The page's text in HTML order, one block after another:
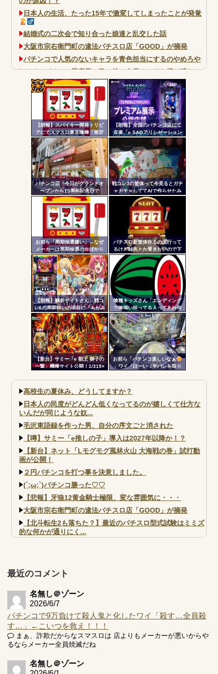
日本人の生活、たった15年で激変してしまったことが発覚
結婚式の二次会で知り合った娘達と乱交した話
大阪市宗右衛門町の違法パチスロ店「GOOD」が摘発
パチンコで人気のないキャラを青色担当にするのやめろや
ワイ、パチンコ屋店員の目の前で会員カードを握り潰し
「今までありがとう」と...
無職のパチンコカス(22)なんやが、ワイの人生どれくらい
ヤバいか教えて？...
AngelBeats!とかいうクソアニメの思い出ｗｗｗ
Powered by livedoor 相互RSS
【朗報】スパイキー開発トリビ
アにてスマスロ東京喰種「規定
ゲーム数による当せんと裏AT突
入率」が公開される。100G・
200G以内に到達で裏AT突入が優
遇
【朗報】全国のパチンコ店にて
京楽「e SAOアリシゼーション
夜空」のデモ機プレミアム展示
が始まる！SAOファンは急
げ！！！
パチンコ店「今日がグランドオ
ープンから15周年記念日で
す！」←ワイ「五万負けてま
す」
戦コレ3の筐体って今見るとガチ
ャガチャしててAIで作らせたみ
たいだよな
お前ら「周期抽選嫌い」←なぜ
メーカーは周期抽選の台ばかり
出すんだ？
パチスロ新筐体作るの流行って
るけど財布とか置きたいので下
皿とか今まで通りがいいわ
【朗報】解析サイトさん、戦コ
レ6の周期狙いの項目に「もがみ
んの尻画像」を採用
喰種キッズさん「エンディング
で喰揃い狙ってる人ってあれ何
の意味があるの？」
【新台】サミー「e 獣王 獅子の
一撃」機種サイト公開！1/319×
均9,800個のサバチャンに突入
お前ら「パチンコ楽しいなぁ
」ワイ「ほーい（先バレを取り
コテ
リン
- 固
定リ
ンク
自動
更新
ツー
高校生の夏休み、どうしてますか？
日本人の民度がどんどん低くなってるのが嬉しくて仕方な
いんだが同じような奴...
毛沢東語録を作った男、自分の序文ごと消された
【噂】サミー「e推しの子」導入は2027年以降か！？
【新台】ネット「Lモグモグ風林火山 大海戦の巻」試打動
画が公開！
２円パチンコを打つ事を決意しました。
(´;ω;`)パチンコ勝った♡♡
【悲報】牙狼12黄金騎士極限、変な雰囲気に・・・
大阪市宗右衛門町の違法パチスロ店「GOOD」が摘発
【北斗転生2も落ちた？】最近のパチスロ型式試験はミミズ
的な何かが通りにく...
井の軽い絆？
Powered by livedoor 相互RSS
最近のコメント
名無し＠ゾーン
2026/6/7
パチンコで9万負けて殺人鬼と化したワイ「殺す…全員殺
す…」←こいつを救え！！！
まぁ、詐欺だからなスマスロは 店よりもメーカーが悪いからや
るならメーカー全員焼滅だね
名無し＠ゾーン